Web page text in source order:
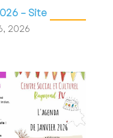
– Site
2026